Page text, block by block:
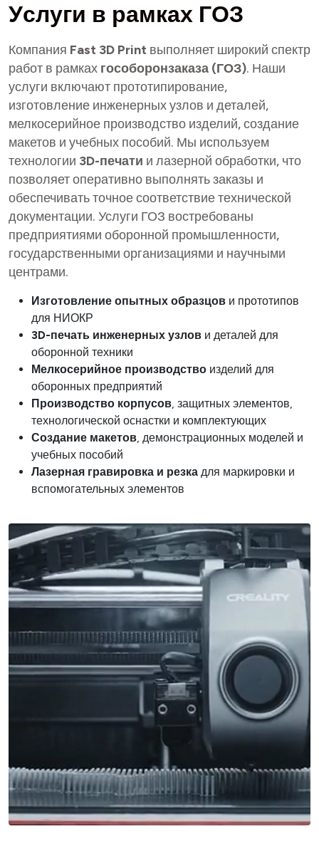
Услуги в рамках ГОЗ
Компания Fast 3D Print выполняет широкий спектр
работ в рамках гособоронзаказа (ГОЗ). Наши
услуги включают прототипирование,
изготовление инженерных узлов и деталей,
мелкосерийное производство изделий, создание
макетов и учебных пособий. Мы используем
технологии 3D-печати и лазерной обработки, что
позволяет оперативно выполнять заказы и
обеспечивать точное соответствие технической
документации. Услуги ГОЗ востребованы
предприятиями оборонной промышленности,
государственными организациями и научными
центрами.
Изготовление опытных образцов и прототипов
для НИОКР
3D-печать инженерных узлов и деталей для
оборонной техники
Мелкосерийное производство изделий для
оборонных предприятий
Производство корпусов, защитных элементов,
технологической оснастки и комплектующих
Создание макетов, демонстрационных моделей и
учебных пособий
Лазерная гравировка и резка для маркировки и
вспомогательных элементов